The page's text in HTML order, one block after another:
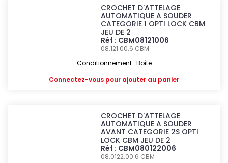
CROCHET D'ATTELAGE
AUTOMATIQUE A SOUDER
CATEGORIE 1 OPTI LOCK CBM
JEU DE 2
Réf : CBM08121006
08.121.00.6 CBM
Conditionnement : Boîte
Connectez-vous pour ajouter au panier
CROCHET D'ATTELAGE
AUTOMATIQUE A SOUDER
AVANT CATEGORIE 2S OPTI
LOCK CBM JEU DE 2
Réf : CBM080122006
08.0122.00.6 CBM